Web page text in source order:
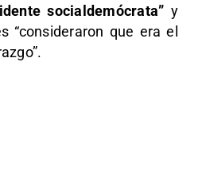
socialdemócrata” y
“consideraron que era el